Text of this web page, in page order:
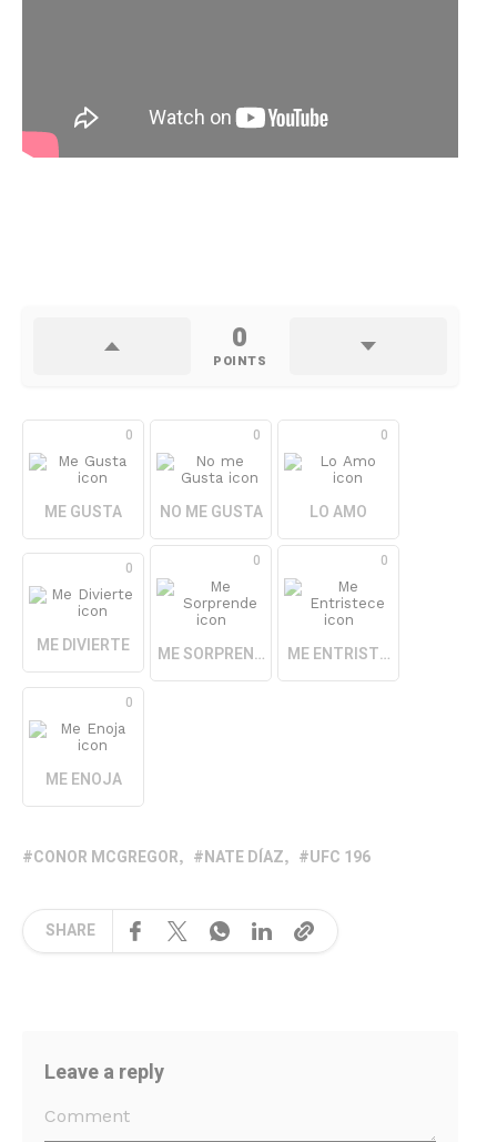
0
POINTS
0
ME GUSTA
0
NO ME GUSTA
0
LO AMO
0
ME DIVIERTE
0
ME SORPRENDE
0
ME ENTRISTECE
0
ME ENOJA
CONOR MCGREGOR NATE DÍAZ UFC 196
SHARE
Leave a reply